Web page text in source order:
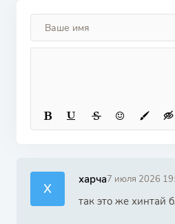
Х
харча7 июля 2026
так это же хинтай